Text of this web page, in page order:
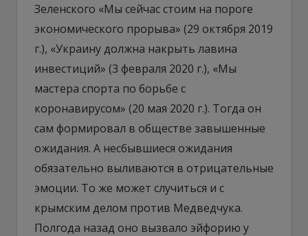
Зеленского «Мы сейчас стоим на пороге
экономического прорыва» (29 октября 2019
г.), «Украину должна накрыть лавина
инвестиций» (3 февраля 2020 г.), «Мы
мастера спорта по борьбе с
коронавирусом» (20 мая 2020 г.). Тогда он
сам формировал в обществе завышенные
ожидания. А несбывшиеся ожидания
обязательно выливаются в отрицательные
эмоции. То же может случиться и с
крымским делом против Медведчука.
Полгода назад оно вызвало эйфорию у